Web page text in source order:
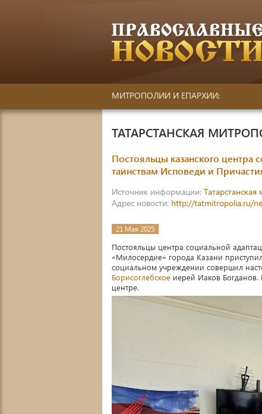
МИТРОПОЛИИ И ЕПАРХИИ:
ТАТАРСТАНСКАЯ
Постояльцы казанского
таинствам Исповеди и
Источник информации:
Адрес новости: http://tatmitropolia.ru/
21 Мая 2025
Постояльцы центра социальной
«Милосердие» города Казани
социальном учреждении совершил
Борисоглебское иерей Иаков
центре.